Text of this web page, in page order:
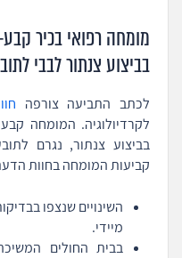
מומחה רפואי בכיר
בביצוע צנתור לבבי
לכתב התביעה צורפה
לקרדיולוגיה. המומחה
בביצוע צנתור, נגרם
קביעות המומחה בחוות
השינויים שנצפו
מיידי.
בבית החולים